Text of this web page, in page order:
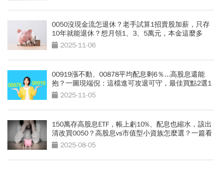
0050沒現金流怎退休？老手試算1招賣股加薪，只存
10年就能退休？想月領1、3、5萬元，本金這麼多
2025-11-06
00919漲不動、00878平均配息剩6％...高股息還能
抱？一圖現端倪：這檔進可攻退可守，最佳買點2選1
2025-11-05
150萬存高股息ETF，帳上虧10%、配息也縮水，該出
清改買0050？高股息vs市值型小資族怎麼選？一篇看
懂差異
2025-08-05